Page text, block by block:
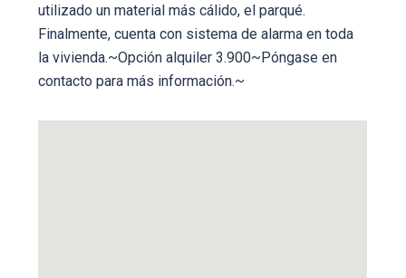
utilizado un material más cálido, el parqué.
Finalmente, cuenta con sistema de alarma en toda
la vivienda.~Opción alquiler 3.900~Póngase en
contacto para más información.~